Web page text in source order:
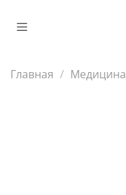
Главная Медицина